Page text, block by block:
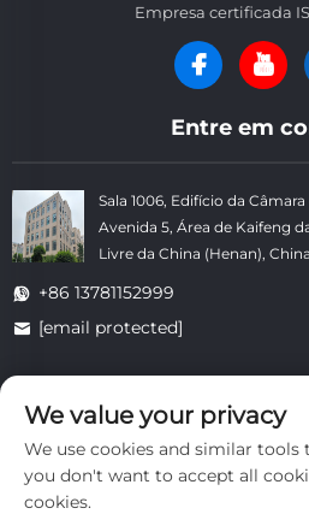
Empresa certificada
Entre em
Sala 1006, Edifício da
Avenida 5, Área de Kaifeng
Livre da China (Henan), China
+86 13781152999
[email protected]
Copyright © Kaifeng Datong
Direitos Reservados. -
Política
We value your privacy
We use cookies and similar tools
you don't want to accept all
cookies.